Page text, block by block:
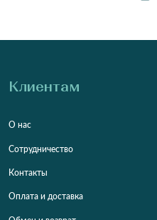
Клиентам
О нас
Сотрудничество
Контакты
Оплата и доставка